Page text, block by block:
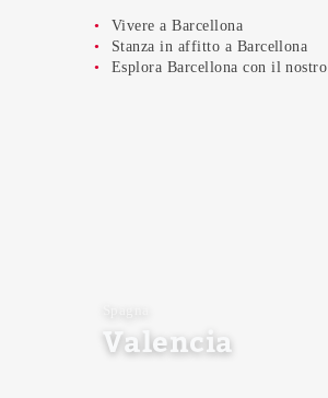
Vivere a Barcellona
Stanza in affitto a Barcellona
Esplora Barcellonacon il nostro
Valencia